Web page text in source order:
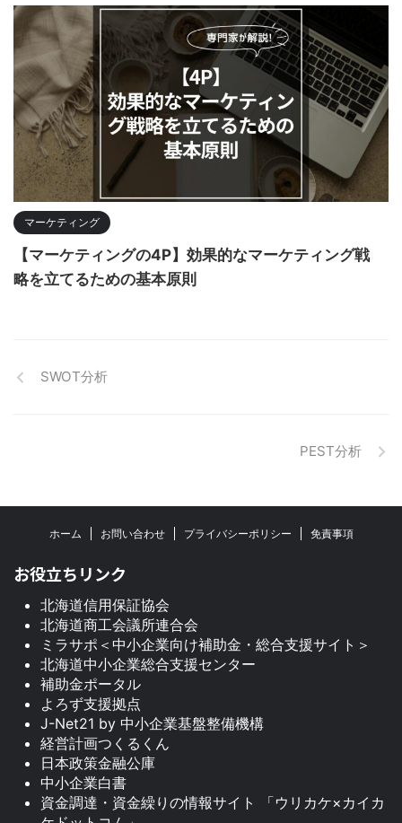
マーケティング
【マーケティングの4P】効果的なマーケティング戦
略を立てるための基本原則
SWOT分析
PEST分析
ホーム お問い合わせ プライバシーポリシー 免責事項
お役立ちリンク
北海道信用保証協会
北海道商工会議所連合会
ミラサポ＜中小企業向け補助金・総合支援サイト＞
北海道中小企業総合支援センター
補助金ポータル
よろず支援拠点
J-Net21 by 中小企業基盤整備機構
経営計画つくるくん
日本政策金融公庫
中小企業白書
資金調達・資金繰りの情報サイト 「ウリカケ×カイカ